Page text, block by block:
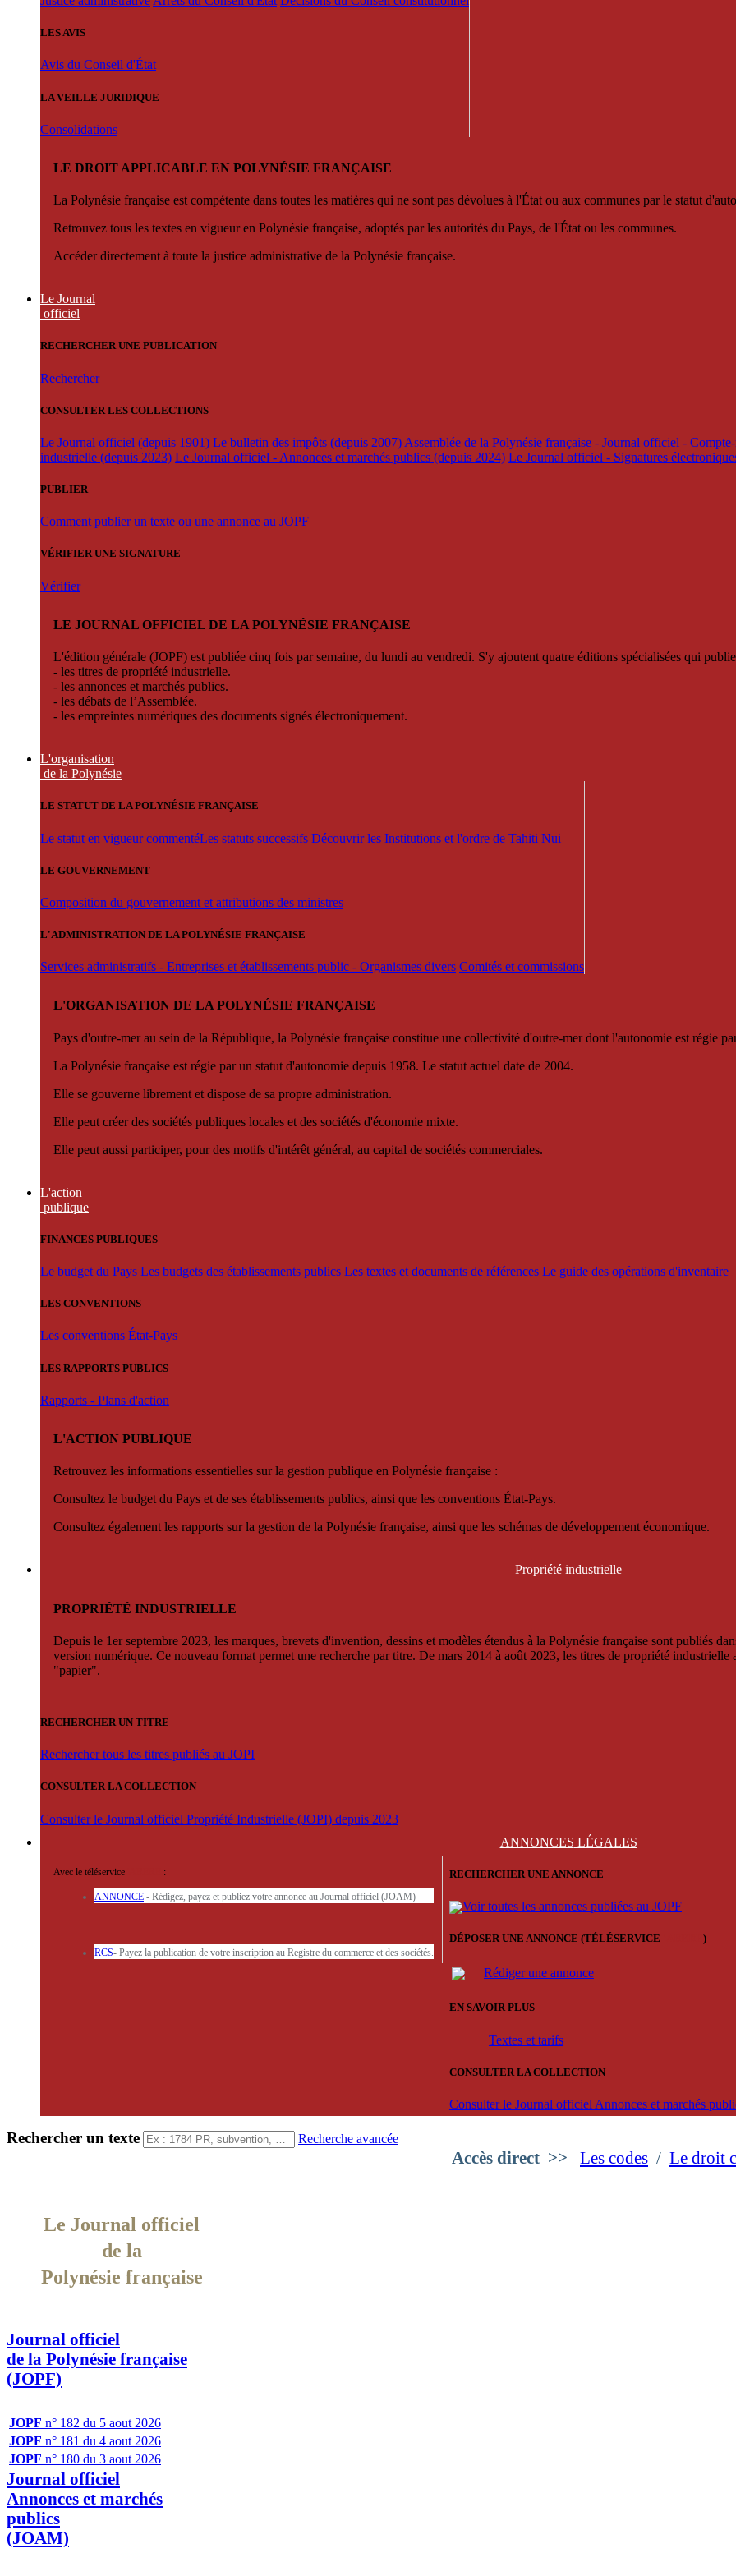
LES AVIS
Avis du Conseil d'État
LA VEILLE JURIDIQUE
Consolidations
LE DROIT APPLICABLE EN POLYNÉSIE FRANÇAISE
La Polynésie française est compétente dans toutes les matières qui ne sont pas dévolues à l'État ou aux communes par le statut
Retrouvez tous les textes en vigueur en Polynésie française, adoptés par les autorités du Pays, de l'État ou les communes.
Accéder directement à toute la justice administrative de la Polynésie française.
Le Journal
officiel
RECHERCHER UNE PUBLICATION
Rechercher
CONSULTER LES COLLECTIONS
Le Journal officiel (depuis 1901) Le bulletin des impôts (depuis 2007) Assemblée de la Polynésie française - Journal officiel -
industrielle (depuis 2023) Le Journal officiel - Annonces et marchés publics (depuis 2024) Le Journal officiel - Signatures
PUBLIER
Comment publier un texte ou une annonce au JOPF
VÉRIFIER UNE SIGNATURE
Vérifier
LE JOURNAL OFFICIEL DE LA POLYNÉSIE FRANÇAISE
L'édition générale (JOPF) est publiée cinq fois par semaine, du lundi au vendredi. S'y ajoutent quatre éditions spécialisées qui
- les titres de propriété industrielle.
- les annonces et marchés publics.
- les débats de l’Assemblée.
- les empreintes numériques des documents signés électroniquement.
L'organisation
de la Polynésie
LE STATUT DE LA POLYNÉSIE FRANÇAISE
Le statut en vigueur commentéLes statuts successifs Découvrir les Institutions et l'ordre de Tahiti Nui
LE GOUVERNEMENT
Composition du gouvernement et attributions des ministres
L'ADMINISTRATION DE LA POLYNÉSIE FRANÇAISE
Services administratifs - Entreprises et établissements public - Organismes divers Comités et commissions
L'ORGANISATION DE LA POLYNÉSIE FRANÇAISE
Pays d'outre-mer au sein de la République, la Polynésie française constitue une collectivité d'outre-mer dont l'autonomie est régie
La Polynésie française est régie par un statut d'autonomie depuis 1958. Le statut actuel date de 2004.
Elle se gouverne librement et dispose de sa propre administration.
Elle peut créer des sociétés publiques locales et des sociétés d'économie mixte.
Elle peut aussi participer, pour des motifs d'intérêt général, au capital de sociétés commerciales.
L'action
publique
FINANCES PUBLIQUES
Le budget du Pays Les budgets des établissements publics Les textes et documents de références Le guide des opérations d'inventaire
LES CONVENTIONS
Les conventions État-Pays
LES RAPPORTS PUBLICS
Rapports - Plans d'action
L'ACTION PUBLIQUE
Retrouvez les informations essentielles sur la gestion publique en Polynésie française :
Consultez le budget du Pays et de ses établissements publics, ainsi que les conventions État-Pays.
Consultez également les rapports sur la gestion de la Polynésie française, ainsi que les schémas de développement économique.
Propriété industrielle
PROPRIÉTÉ INDUSTRIELLE
Depuis le 1er septembre 2023, les marques, brevets d'invention, dessins et modèles étendus à la Polynésie française sont publiés
version numérique. Ce nouveau format permet une recherche par titre. De mars 2014 à août 2023, les titres de propriété
"papier".
RECHERCHER UN TITRE
Rechercher tous les titres publiés au JOPI
CONSULTER LA COLLECTION
Consulter le Journal officiel Propriété Industrielle (JOPI) depuis 2023
ANNONCES LÉGALES
Avec le téléservice :
ANNONCE - Rédigez, payez et publiez votre annonce au Journal officiel (JOAM)
RCS- Payez la publication de votre inscription au Registre du commerce et des sociétés.
RECHERCHER UNE ANNONCE
Voir toutes les annonces publiées au JOPF
DÉPOSER UNE ANNONCE (TÉLÉSERVICE )
Rédiger une annonce
EN SAVOIR PLUS
Textes et tarifs
CONSULTER LA COLLECTION
Consulter le Journal officiel Annonces et marchés
Rechercher un texte Recherche avancée
Accès direct >> Les codes / Le droit
Le Journal officiel
de la
Polynésie française
Journal officiel
de la Polynésie française
(JOPF)
JOPF n° 182 du 5 aout 2026
JOPF n° 181 du 4 aout 2026
JOPF n° 180 du 3 aout 2026
Journal officiel
Annonces et marchés
publics
(JOAM)